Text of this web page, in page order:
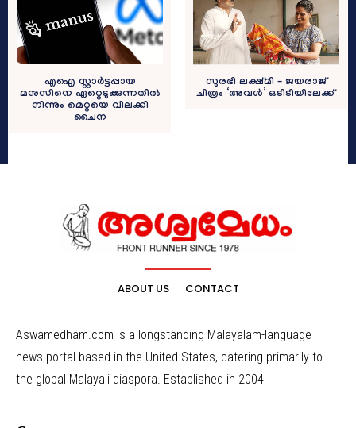
എഐ സ്റ്റാർട്ടപ്പായ
മനുസിനെ ഏറ്റെടുക്കുന്നതിൽ
നിന്നും മെറ്റയെ വിലക്കി
ചൈന
സുരഭി ലക്ഷ്മി – ജയരാജ്
ചിത്രം ‘അവൾ’ ഒടിടിയിലേക്ക്
ABOUT US CONTACT
Aswamedham.com is a longstanding Malayalam-language
news portal based in the United States, catering primarily to
the global Malayali diaspora. Established in 2004